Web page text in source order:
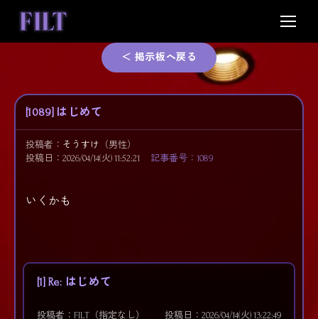
content
＜ 掲示板へ戻る
[1089] はじめて
投稿者： そうすけ （男性）
投稿日：2026/04/14(火) 11:52:21
記事番号：1089
いくかも
[1] Re: はじめて
投稿者：FILT（指定なし） 投稿日：2026/04/14(火) 13:22:49